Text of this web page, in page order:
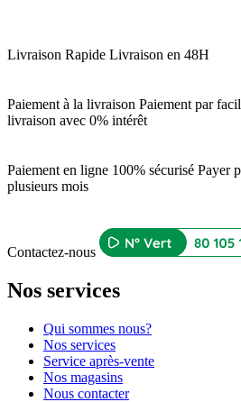
Livraison Rapide Livraison en 48H
Paiement à la livraison Paiement par
livraison avec 0% intérêt
Paiement en ligne 100% sécurisé Payer
plusieurs mois
Contactez-nous
Nos services
Qui sommes nous?
Nos services
Service après-vente
Nos magasins
Nous contacter